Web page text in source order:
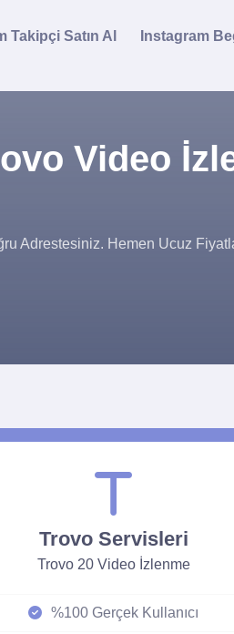
Takipçi Satın Al Instagram
Video
Adrestesiniz. Hemen Ucuz
Trovo Servisleri
Trovo 20 Video İzlenme
%100 Gerçek Kullanıcı